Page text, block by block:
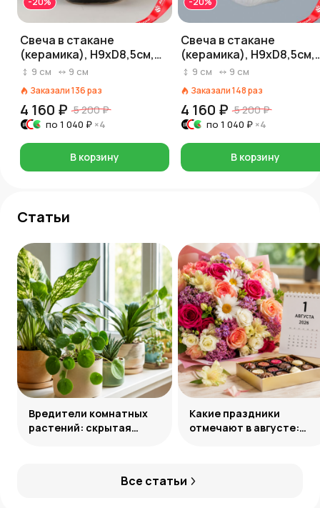
Свеча в стакане
(керамика), Н9хD8,5см,
черный
9 см 9 см
Заказали136раз
4 160 ₽ 5 200 ₽
по 1 040 ₽ ×4
В корзину
Свеча в стакане
(керамика), Н9хD8,5см,
белый
9 см 9 см
Заказали148раз
4 160 ₽ 5 200 ₽
по 1 040 ₽ ×4
В корзину
Статьи
Все статьи
Вредители комнатных
растений: скрытая
Какие праздники
отмечают в августе: